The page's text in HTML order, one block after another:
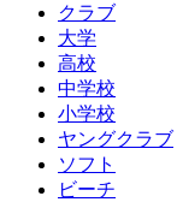
クラブ
大学
高校
中学校
小学校
ヤングクラブ
ソフト
ビーチ